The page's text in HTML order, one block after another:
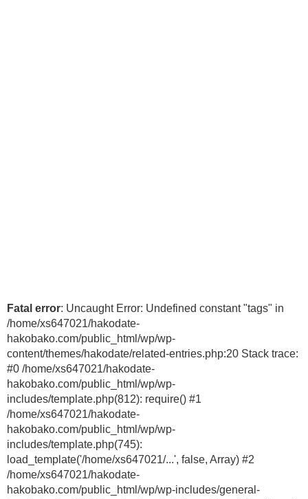
Fatal error: Uncaught Error: Undefined constant "tags" in
/home/xs647021/hakodate-
hakobako.com/public_html/wp/wp-
content/themes/hakodate/related-entries.php:20 Stack trace:
#0 /home/xs647021/hakodate-
hakobako.com/public_html/wp/wp-
includes/template.php(812): require() #1
/home/xs647021/hakodate-
hakobako.com/public_html/wp/wp-
includes/template.php(745):
load_template('/home/xs647021/...', false, Array) #2
/home/xs647021/hakodate-
hakobako.com/public_html/wp/wp-includes/general-